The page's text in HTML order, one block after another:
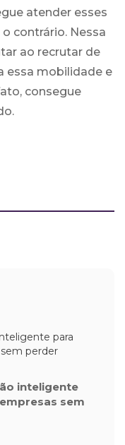
atender esses
contrário. Nessa
ao recrutar de
essa mobilidade e
consegue
inteligente
sem